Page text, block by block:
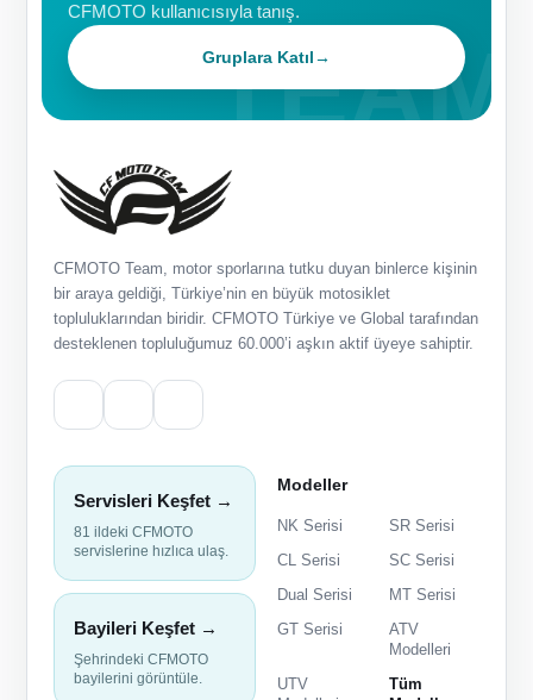
CFMOTO kullanıcısıyla tanış.
Gruplara Katıl→
CFMOTO Team, motor sporlarına tutku duyan binlerce kişinin
bir araya geldiği, Türkiye’nin en büyük motosiklet
topluluklarından biridir. CFMOTO Türkiye ve Global tarafından
desteklenen topluluğumuz 60.000’i aşkın aktif üyeye sahiptir.
Servisleri Keşfet →
81 ildeki CFMOTO
servislerine hızlıca ulaş.
Bayileri Keşfet →
Şehrindeki CFMOTO
bayilerini görüntüle.
Modeller
NK Serisi
SR Serisi
CL Serisi
SC Serisi
Dual Serisi
MT Serisi
GT Serisi
ATV
Modelleri
UTV
Tüm